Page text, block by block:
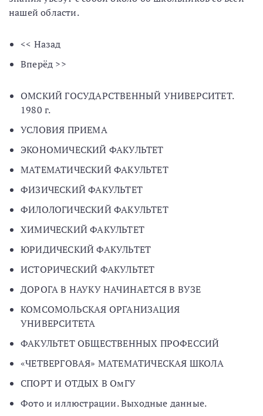
нашей области.
<< Назад
Вперёд >>
ОМСКИЙ ГОСУДАРСТВЕННЫЙ УНИВЕРСИТЕТ.
1980 г.
УСЛОВИЯ ПРИЕМА
ЭКОНОМИЧЕСКИЙ ФАКУЛЬТЕТ
МАТЕМАТИЧЕСКИЙ ФАКУЛЬТЕТ
ФИЗИЧЕСКИЙ ФАКУЛЬТЕТ
ФИЛОЛОГИЧЕСКИЙ ФАКУЛЬТЕТ
ХИМИЧЕСКИЙ ФАКУЛЬТЕТ
ЮРИДИЧЕСКИЙ ФАКУЛЬТЕТ
ИСТОРИЧЕСКИЙ ФАКУЛЬТЕТ
ДОРОГА В НАУКУ НАЧИНАЕТСЯ В ВУЗЕ
КОМСОМОЛЬСКАЯ ОРГАНИЗАЦИЯ
УНИВЕРСИТЕТА
ФАКУЛЬТЕТ ОБЩЕСТВЕННЫХ ПРОФЕССИЙ
«ЧЕТВЕРГОВАЯ» МАТЕМАТИЧЕСКАЯ ШКОЛА
СПОРТ И ОТДЫХ В ОмГУ
Фото и иллюстрации. Выходные данные.